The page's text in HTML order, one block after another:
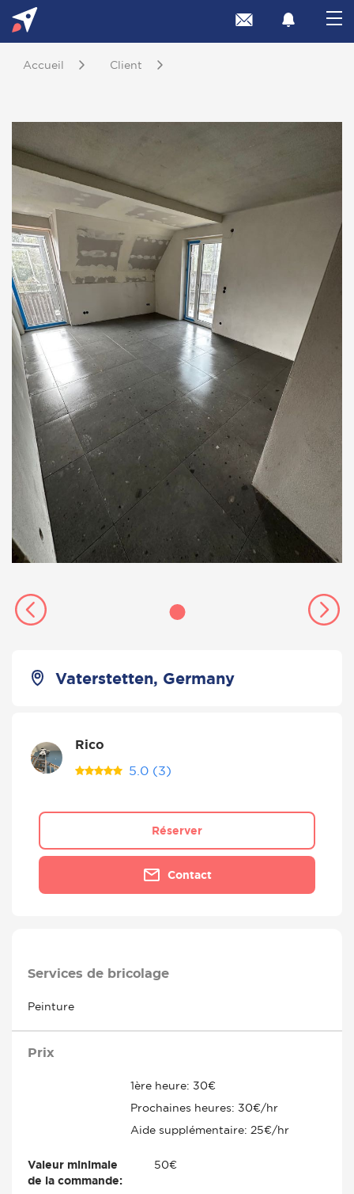
Accueil Client
Vaterstetten, Germany
Rico
5.0 (3)
Réserver
Contact
Services de bricolage
Peinture
Prix
1ère heure: 30€
Prochaines heures: 30€/hr
Aide supplémentaire: 25€/hr
Valeur minimale
de la commande:
50€